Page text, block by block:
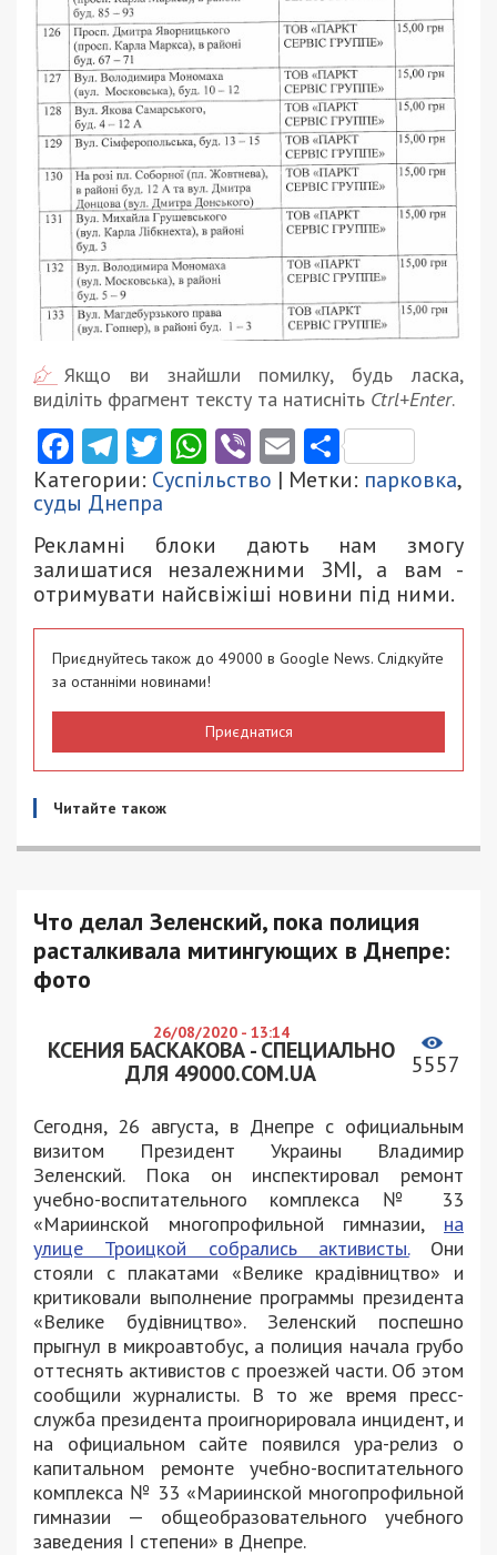
Якщо ви знайшли помилку, будь ласка,
виділіть фрагмент тексту та натисніть Ctrl+Enter.
Facebook
Telegram
Twitter
WhatsApp
ViberEmail
Категории: Суспільство | Метки: парковка,
суды Днепра
Рекламні блоки дають нам змогу
залишатися незалежними ЗМІ, а вам -
отримувати найсвіжіші новини під ними.
Приєднуйтесь також до 49000 в Google News. Слідкуйте
за останніми новинами!
Приєднатися
Читайте також
Что делал Зеленский, пока полиция
расталкивала митингующих в Днепре:
фото
26/08/2020 - 13:14
КСЕНИЯ БАСКАКОВА - СПЕЦИАЛЬНО
ДЛЯ 49000.COM.UA
5557
Сегодня, 26 августа, в Днепре с официальным
визитом Президент Украины Владимир
Зеленский. Пока он инспектировал ремонт
учебно-воспитательного комплекса № 33
«Мариинской многопрофильной гимназии, на
улице Троицкой собрались активисты.Они
стояли с плакатами «Велике крадівництво» и
критиковали выполнение программы президента
«Велике будівництво». Зеленский поспешно
прыгнул в микроавтобус, а полиция начала грубо
оттеснять активистов с проезжей части. Об этом
сообщили журналисты. В то же время пресс-
служба президента проигнорировала инцидент, и
на официальном сайте появился ура-релиз о
капитальном ремонте учебно-воспитательного
комплекса № 33 «Мариинской многопрофильной
гимназии — общеобразовательного учебного
заведения I степени» в Днепре.